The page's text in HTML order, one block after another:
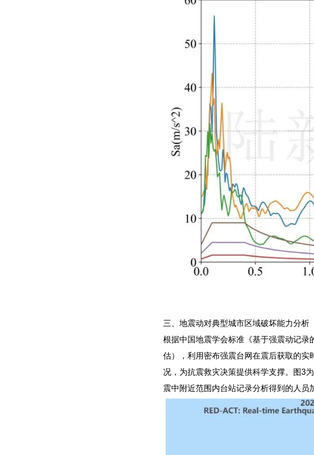
三、地震动对典型城市区域破坏能力分析
根据中国地震学会标准《基于强震动记
估），利用密布强震台网在震后获取的
况，为抗震救灾决策提供科学支撑。图3
震中附近范围内台站记录分析得到的人员